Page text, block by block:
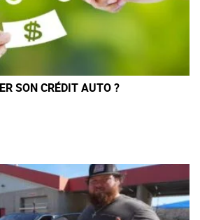
SON CRÉDIT AUTO ?